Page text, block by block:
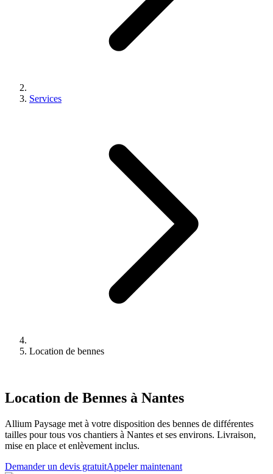
Services
Location de bennes
Location de Bennes à Nantes
Allium Paysage met à votre disposition des bennes de différentes
tailles pour tous vos chantiers à Nantes et ses environs. Livraison,
mise en place et enlèvement inclus.
Demander un devis gratuitAppeler maintenant